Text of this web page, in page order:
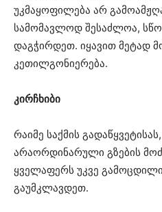
უკმაყოფილება არ
სამომავლოდ შესაძლოა,
დაგჭირდეთ. იყავით მეტად
კეთილგონიერება.
კირჩხიბი
რაიმე საქმის
არაორდინარული გზების
ყველაფერს უკვე
გაუმკლავდეთ.